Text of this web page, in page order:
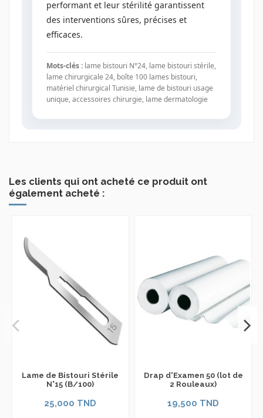
performant et leur stérilité garantissent
des interventions sûres, précises et
efficaces.
Mots-clés : lame bistouri N°24, lame bistouri stérile,
lame chirurgicale 24, boîte 100 lames bistouri,
matériel chirurgical Tunisie, lame de bistouri usage
unique, accessoires chirurgie, lame dermatologie
Les clients qui ont acheté ce produit ont
également acheté :
Lame de Bistouri Stérile
N°15 (B/100)
25,000 TND
Drap d'Examen 50 (lot de
2 Rouleaux)
19,500 TND